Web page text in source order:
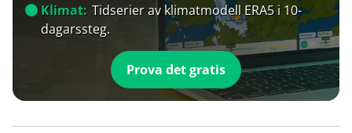
Klimat: Tidserier av klimatmodell ERA5 i 10-
dagarssteg.
Prova det gratis